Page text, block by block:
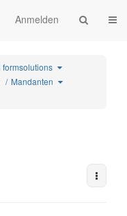
Anmelden
Schalte
den
Verzeichnisbaum
MACH
formsolutions
unter
Mandanten Schalte
den
Verzeichnisbaum